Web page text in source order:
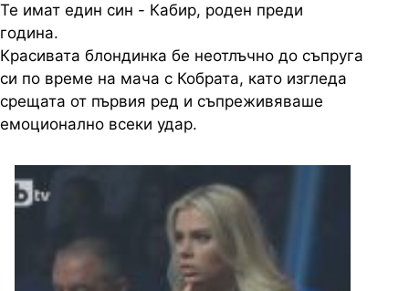
Те имат един син - Кабир, роден преди
година.
Красивата блондинка бе неотлъчно до съпруга
си по време на мача с Кобрата, като изгледа
срещата от първия ред и съпреживяваше
емоционално всеки удар.